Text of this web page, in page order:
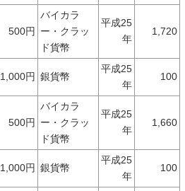
500円
バイカラ
ー・クラッ
ド貨幣
平成25
年
1,720
1,000円 銀貨幣
平成25
年
100
500円
バイカラ
ー・クラッ
ド貨幣
平成25
年
1,660
1,000円 銀貨幣
平成25
年
100